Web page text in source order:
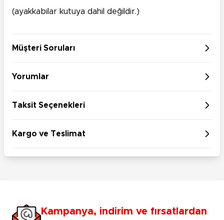
(ayakkabılar kutuya dahil değildir.)
Müşteri Soruları
Yorumlar
Taksit Seçenekleri
Kargo ve Teslimat
Kampanya, indirim ve fırsatlardan